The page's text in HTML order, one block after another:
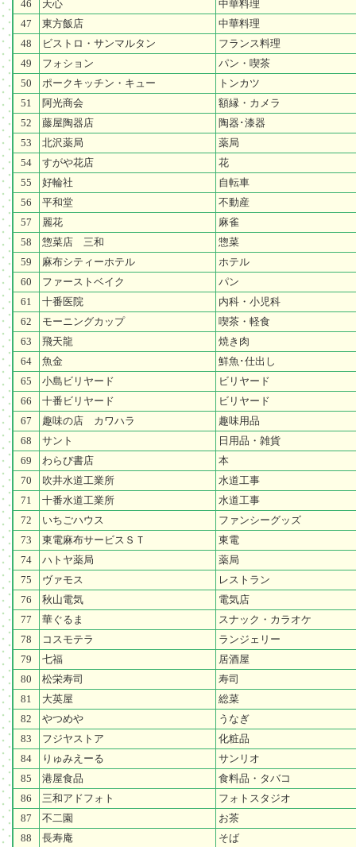
46 天心
中華料理
47
東方飯店
中華料理
48
ビストロ・サンマルタン
フランス料理
49
フォション
パン・喫茶
50
ポークキッチン・キュー
トンカツ
51
阿光商会
額縁・カメラ
52
藤屋陶器店
陶器･漆器
53
北沢薬局
薬局
54
すがや花店
花
55
好輪社
自転車
56
平和堂
不動産
57
麗花
麻雀
58
惣菜店 三和
惣菜
59
麻布シティーホテル
ホテル
60
ファーストベイク
パン
61
十番医院
内科・小児科
62
モーニングカップ
喫茶・軽食
63
飛天龍
焼き肉
64
魚金
鮮魚･仕出し
65
小島ビリヤード
ビリヤード
66
十番ビリヤード
ビリヤード
67
趣味の店 カワハラ
趣味用品
68
サント
日用品・雑貨
69
わらび書店
本
70
吹井水道工業所
水道工事
71
十番水道工業所
水道工事
72
いちごハウス
ファンシーグッズ
73
東電麻布サービスＳＴ
東電
74
ハトヤ薬局
薬局
75
ヴァモス
レストラン
76
秋山電気
電気店
77
華ぐるま
スナック・カラオケ
78
コスモテラ
ランジェリー
79
七福
居酒屋
80
松栄寿司
寿司
81
大英屋
総菜
82
やつめや
うなぎ
83
フジヤストア
化粧品
84
りゅみえーる
サンリオ
85
港屋食品
食料品・タバコ
86
三和アドフォト
フォトスタジオ
87
不二園
お茶
88
長寿庵
そば